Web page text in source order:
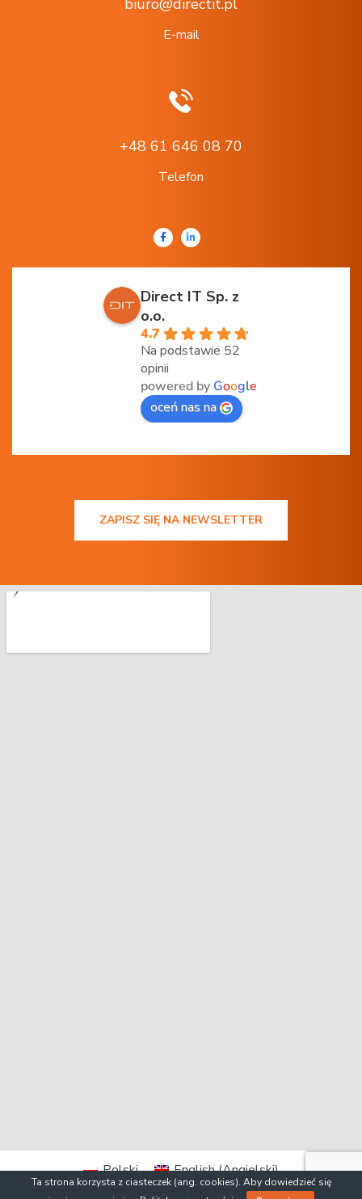
biuro@directit.pl
E-mail
+48 61 646 08 70
Telefon
Direct IT Sp. z
o.o.
4.7
Na podstawie 52
opinii
powered by Google
oceń nas na
ZAPISZ SIĘ NA NEWSLETTER
Ta strona korzysta z ciasteczek (ang. cookies). Aby dowiedzieć się
Polski English(Angielski)